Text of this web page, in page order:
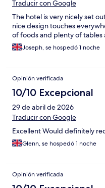
Traducir con Google
The hotel is very nicely set
nice design touches
of foods and plenty of tables
Joseph, se hospedó 1 noche
Opinión verificada
10/10 Excepcional
29 de abril de 2026
Traducir con Google
Excellent Would definitely
Glenn, se hospedó 1 noche
Opinión verificada